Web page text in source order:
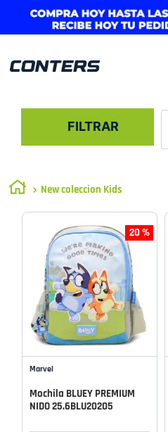
FILTRAR
New coleccion Kids
20 %
Marvel
Mochila BLUEY PREMIUM
NIDO 25.6BLU20205